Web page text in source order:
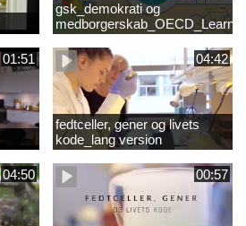
gsk_demokrati og
Compass 2030
01:51
04:42
fedtceller, gener og livets
kode_lang version
04:50 00:57